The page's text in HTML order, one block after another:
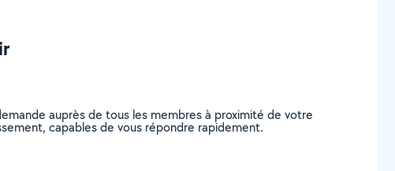
auprès de tous les membres à proximité de votre
capables de vous répondre rapidement.